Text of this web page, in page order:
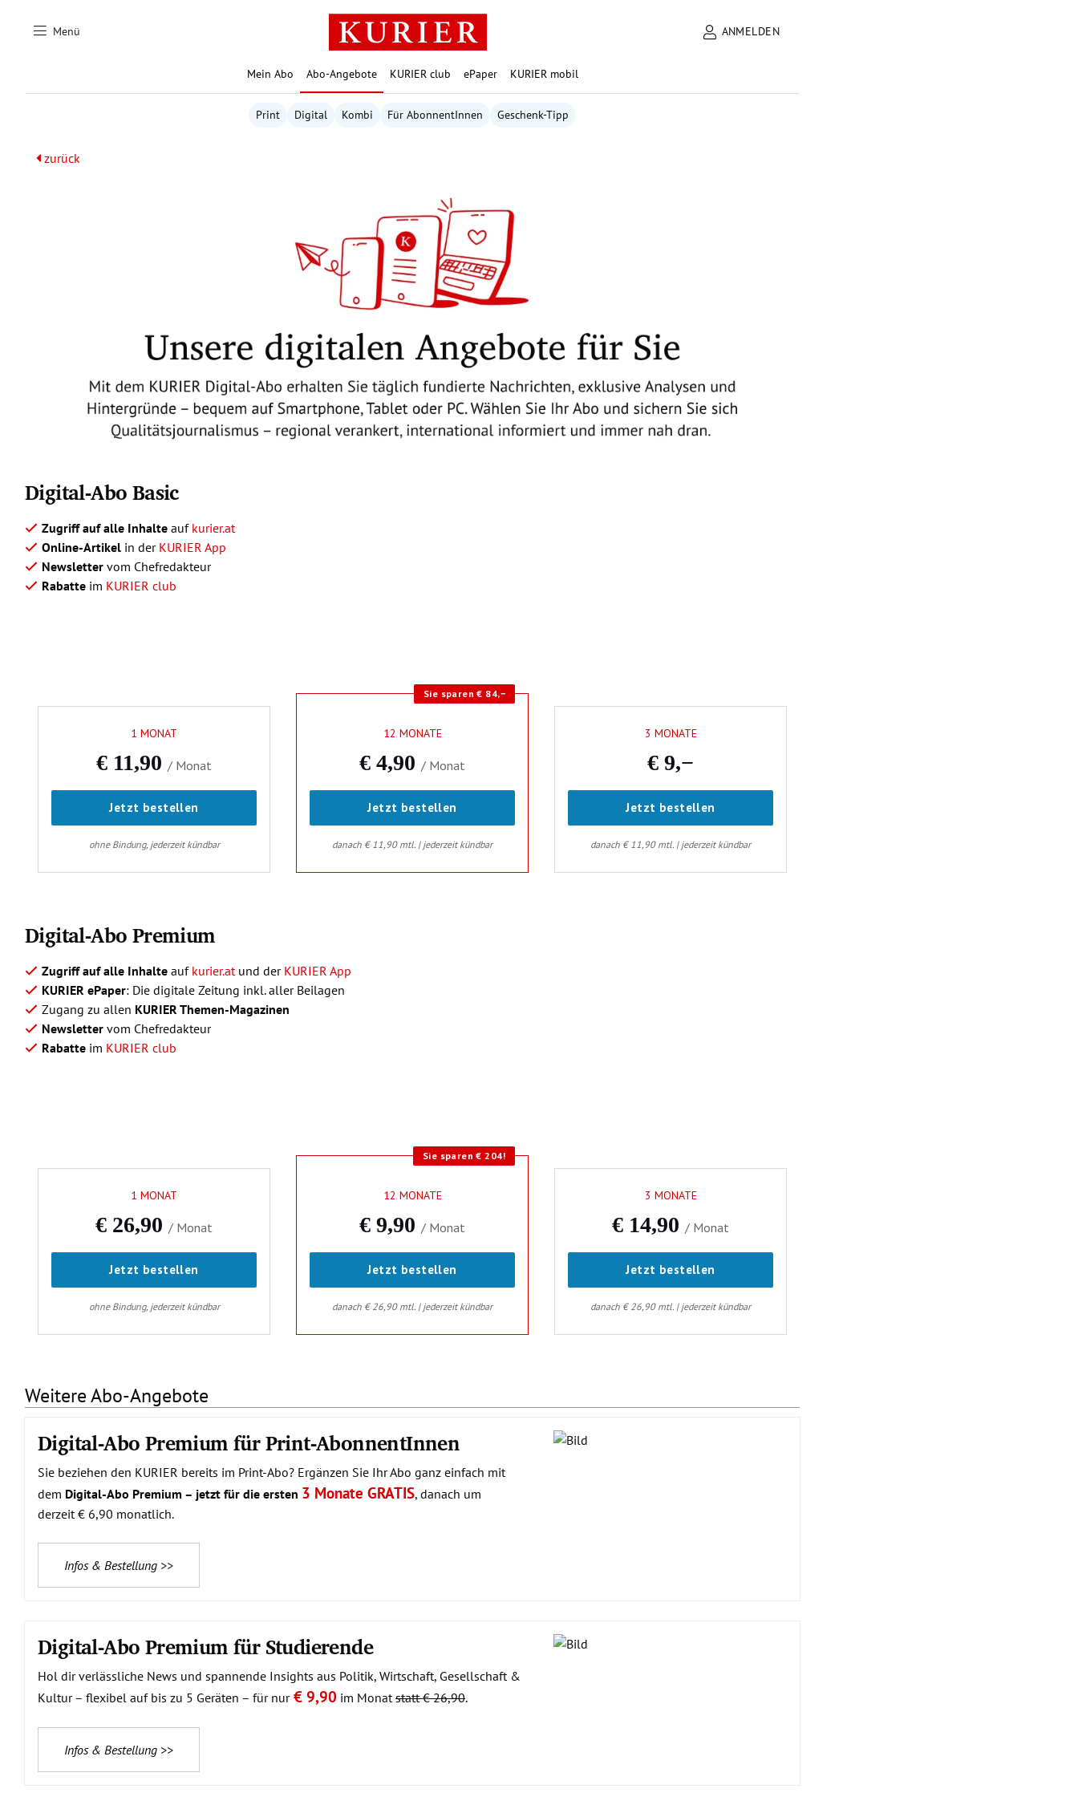
Menü ANMELDEN
Mein Abo Abo-Angebote KURIER club ePaper KURIER mobil
Print Digital Kombi Für AbonnentInnen Geschenk-Tipp
zurück
Digital-Abo Basic
Zugriff auf alle Inhalte auf kurier.at
Online-Artikel in der KURIER App
Newsletter vom Chefredakteur
Rabatte im KURIER club
Digital-Abo Premium
Zugriff auf alle Inhalte auf kurier.atund der KURIER App
KURIER ePaper: Die digitale Zeitung inkl. aller Beilagen
Zugang zu allen KURIER Themen-Magazinen
Newsletter vom Chefredakteur
Rabatte im KURIER club
Weitere Abo-Angebote
Digital-Abo Premium für Print-AbonnentInnen
Sie beziehen den KURIER bereits im Print-Abo? Ergänzen Sie Ihr Abo ganz einfach mit
dem Digital-Abo Premium – jetzt für die ersten 3 Monate GRATIS, danach um
derzeit € 6,90 monatlich.
Infos & Bestellung >>
Digital-Abo Premium für Studierende
Hol dir verlässliche News und spannende Insights aus Politik, Wirtschaft, Gesellschaft &
Kultur – flexibel auf bis zu 5 Geräten – für nur € 9,90 im Monatstatt € 26,90.
Infos & Bestellung >>